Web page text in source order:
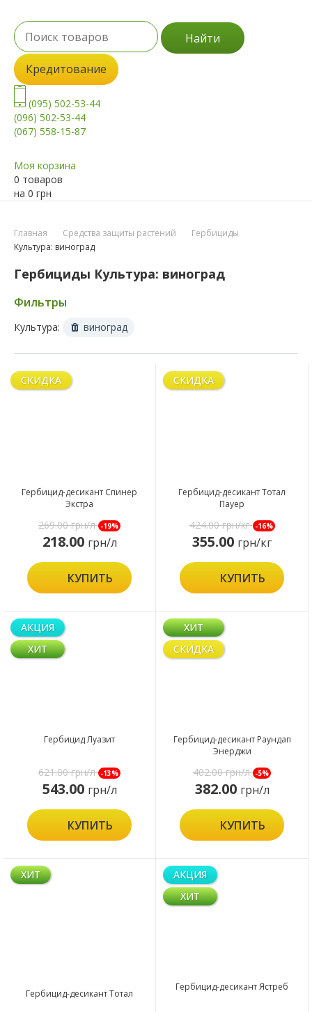
Найти
Кредитование
(095) 502-53-44
(096) 502-53-44
(067) 558-15-87
Моя корзина
0 товаров
на 0 грн
Главная Средства защиты растений
Гербициды
Культура: виноград
Гербициды Культура: виноград
Фильтры
Культура: виноград
СКИДКА
Гербицид-десикант Спинер
Экстра
269.00грн/л -19%
218.00 грн/л
КУПИТЬ
СКИДКА
Гербицид-десикант Тотал
Пауер
424.00грн/кг -16%
355.00 грн/кг
КУПИТЬ
АКЦИЯ
ХИТ
Гербицид Луазит
621.00грн/л -13%
543.00 грн/л
КУПИТЬ
ХИТ
СКИДКА
Гербицид-десикант Раундап
Энерджи
402.00грн/л -5%
382.00 грн/л
КУПИТЬ
ХИТ
Гербицид-десикант Тотал
АКЦИЯ
ХИТ
Гербицид-десикант Ястреб